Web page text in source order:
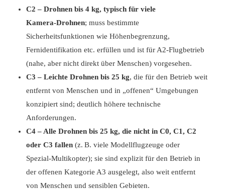
C2 – Drohnen bis 4 kg, typisch für viele
Kamera‑Drohnen; muss bestimmte
Sicherheitsfunktionen wie Höhenbegrenzung,
Fernidentifikation etc. erfüllen und ist für A2‑Flugbetrieb
(nahe, aber nicht direkt über Menschen) vorgesehen.
C3 – Leichte Drohnen bis 25 kg, die für den Betrieb weit
entfernt von Menschen und in „offenen“ Umgebungen
konzipiert sind; deutlich höhere technische
Anforderungen.
C4 – Alle Drohnen bis 25 kg, die nicht in C0, C1, C2
oder C3 fallen (z. B. viele Modellflugzeuge oder
Spezial‑Multikopter); sie sind explizit für den Betrieb in
der offenen Kategorie A3 ausgelegt, also weit entfernt
von Menschen und sensiblen Gebieten.